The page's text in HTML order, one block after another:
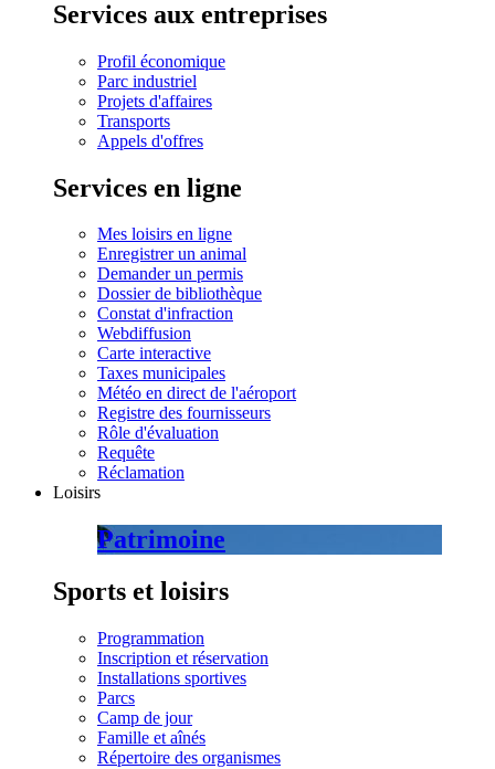
Services aux entreprises
Profil économique
Parc industriel
Projets d'affaires
Transports
Appels d'offres
Services en ligne
Mes loisirs en ligne
Enregistrer un animal
Demander un permis
Dossier de bibliothèque
Constat d'infraction
Webdiffusion
Carte interactive
Taxes municipales
Météo en direct de l'aéroport
Registre des fournisseurs
Rôle d'évaluation
Requête
Réclamation
Loisirs
Patrimoine
Sports et loisirs
Programmation
Inscription et réservation
Installations sportives
Parcs
Camp de jour
Famille et aînés
Répertoire des organismes